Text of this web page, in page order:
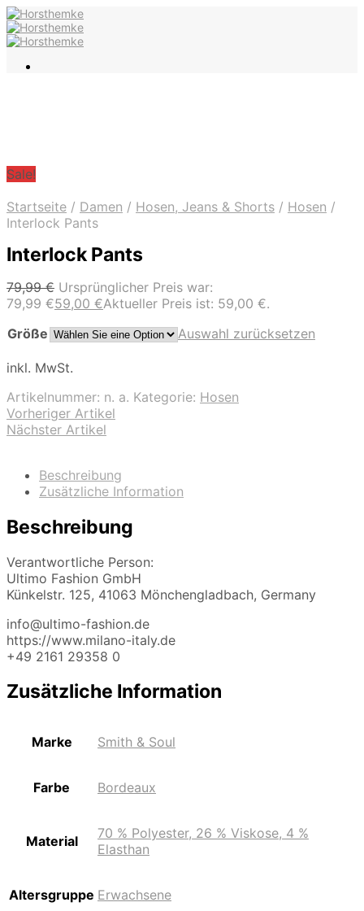
Sale!
Startseite / Damen / Hosen, Jeans & Shorts / Hosen /
Interlock Pants
Interlock Pants
79,99€ Ursprünglicher Preis war:
79,99 €59,00 €Aktueller Preis ist: 59,00 €.
Größe
Auswahl zurücksetzen
inkl. MwSt.
Artikelnummer: n. a. Kategorie: Hosen
Vorheriger Artikel
Nächster Artikel
Beschreibung
Zusätzliche Information
Beschreibung
Verantwortliche Person:
Ultimo Fashion GmbH
Künkelstr. 125, 41063 Mönchengladbach, Germany
info@ultimo-fashion.de
https://www.milano-italy.de
+49 2161 29358 0
Zusätzliche Information
Marke Smith & Soul
Farbe Bordeaux
Material
70 % Polyester, 26 % Viskose, 4 %
Elasthan
Altersgruppe Erwachsene